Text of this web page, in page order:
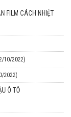
FILM CÁCH NHIỆT
10/2022)
2022)
Ô TÔ